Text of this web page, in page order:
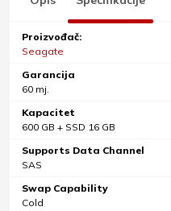
Proizvođač:
Seagate
Garancija
60 mj.
Kapacitet
600 GB + SSD 16 GB
Supports Data Channel
SAS
Swap Capability
Cold